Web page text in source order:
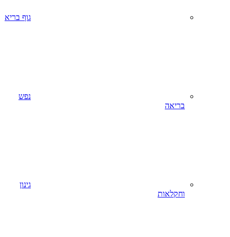
גוף בריא
נפש
בריאה
גינון
וחקלאות